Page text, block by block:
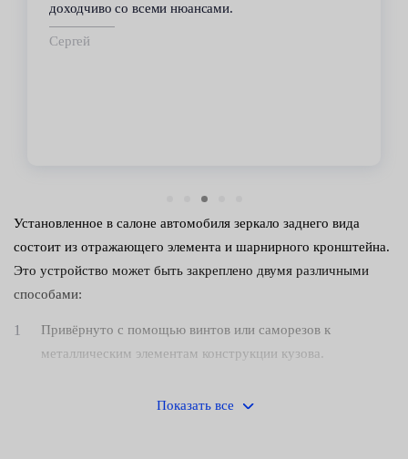
всеми нюансами.
Установленное в салоне автомобиля зеркало заднего вида
состоит из отражающего элемента и шарнирного кронштейна.
Это устройство может быть закреплено двумя различными
способами:
Привёрнуто с помощью винтов или саморезов к
металлическим элементам конструкции кузова.
Показать все